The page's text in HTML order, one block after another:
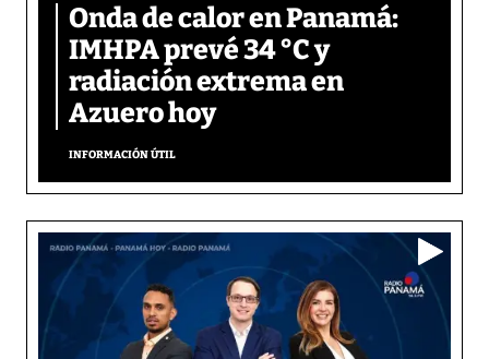
Onda de calor en Panamá:
IMHPA prevé 34 °C y
radiación extrema en
Azuero hoy
INFORMACIÓN ÚTIL